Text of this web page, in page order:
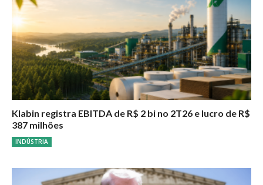
Klabin registra EBITDA de R$ 2 bi no 2T26 e lucro de R$
387 milhões
INDÚSTRIA